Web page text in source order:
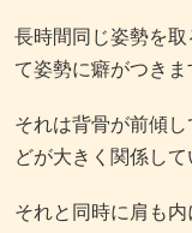
長時間同じ姿勢を
て姿勢に癖がつきま
それは背骨が前傾
どが大きく関係して
それと同時に肩も